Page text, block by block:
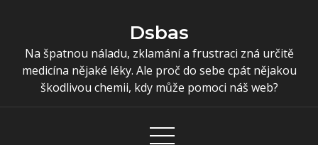
content
Dsbas
Na špatnou náladu, zklamání a frustraci zná určitě
medicína nějaké léky. Ale proč do sebe cpát nějakou
škodlivou chemii, kdy může pomoci náš web?